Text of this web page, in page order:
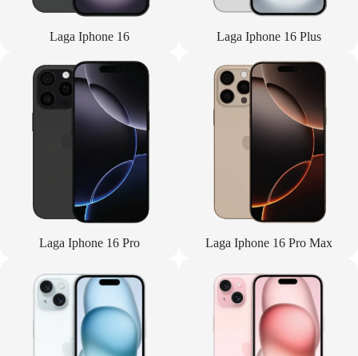
Laga Iphone 16 Laga Iphone 16 Plus
Laga Iphone 16 Pro Laga Iphone 16 Pro Max